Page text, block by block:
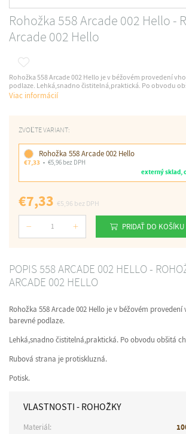
Rohožka 558 Arcade 002 Hello -
Arcade 002 Hello
Rohožka 558 Arcade 002 Hello je v béžovém provedení
podlaze. Lehká,snadno čistitelná,praktická. Po obvodu
Viac informácií
ZVOĽTE VARIANT:
Rohožka 558 Arcade 002 Hello
€7,33
€5,96 bez DPH
externý sklad,
€7,33 €5,96 bez DPH
Počet PRIDAŤ DO KOŠÍKU
POPIS 558 ARCADE 002 HELLO -
ARCADE 002 HELLO
Rohožka 558 Arcade 002 Hello je v béžovém
barevné podlaze.
Lehká,snadno čistitelná,praktická. Po obvodu obšitá
Rubová strana je protiskluzná.
Potisk.
VLASTNOSTI - ROHOŽKY
Materiál: